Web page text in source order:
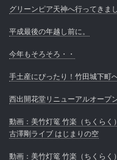
グリーンピア天神へ行ってきま
平成最後の年越し前に。
今年もそろそろ・・
手土産にぴったり！竹田城下町
西出開花堂リニューアルオープ
動画：美竹灯篭 竹楽（ちくら
古澤剛ライブ はじまりの空
動画：美竹灯篭 竹楽（ちくら